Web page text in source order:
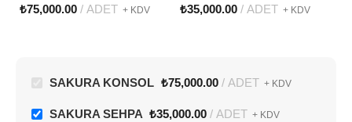
₺75,000.00 ADET + KDV ₺35,000.00 ADET + KDV
SAKURA KONSOL ₺75,000.00 ADET + KDV
SAKURA SEHPA ₺35,000.00 ADET + KDV